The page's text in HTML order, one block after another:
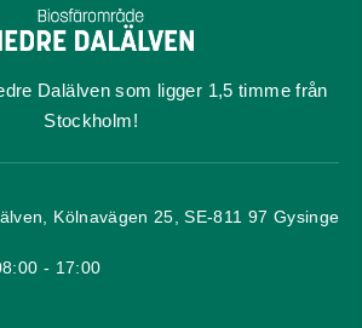
Dalälven som ligger 1,5 timme från
Stockholm!
Kölnavägen 25, SE-811 97 Gysinge
- 17:00